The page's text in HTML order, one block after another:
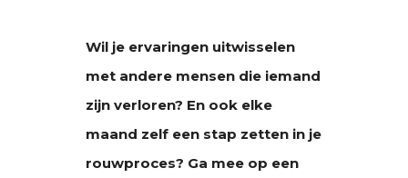
Wil je ervaringen uitwisselen
met andere mensen die iemand
zijn verloren? En ook elke
maand zelf een stap zetten in je
rouwproces? Ga mee op een